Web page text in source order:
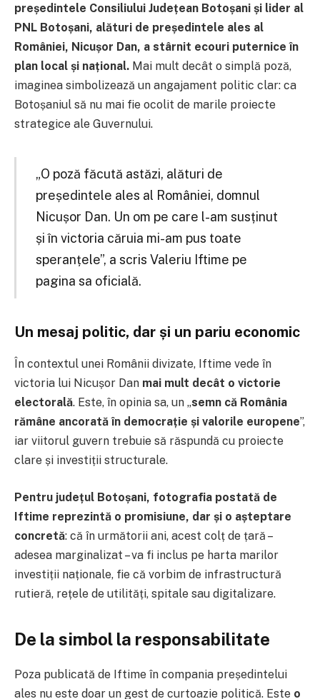
președintele Consiliului Județean Botoșani și lider al
PNL Botoșani, alături de președintele ales al
României, Nicușor Dan, a stârnit ecouri puternice în
plan local și național. Mai mult decât o simplă poză,
imaginea simbolizează un angajament politic clar: ca
Botoșaniul să nu mai fie ocolit de marile proiecte
strategice ale Guvernului.
„O poză făcută astăzi, alături de
președintele ales al României, domnul
Nicușor Dan. Un om pe care l-am susținut
și în victoria căruia mi-am pus toate
speranțele”, a scris Valeriu Iftime pe
pagina sa oficială.
Un mesaj politic, dar și un pariu economic
În contextul unei Românii divizate, Iftime vede în
victoria lui Nicușor Dan mai mult decât o victorie
electorală. Este, în opinia sa, un „semn că România
rămâne ancorată în democrație și valorile europene”,
iar viitorul guvern trebuie să răspundă cu proiecte
clare și investiții structurale.
Pentru județul Botoșani, fotografia postată de
Iftime reprezintă o promisiune, dar și o așteptare
concretă: că în următorii ani, acest colț de țară –
adesea marginalizat – va fi inclus pe harta marilor
investiții naționale, fie că vorbim de infrastructură
rutieră, rețele de utilități, spitale sau digitalizare.
De la simbol la responsabilitate
Poza publicată de Iftime în compania președintelui
ales nu este doar un gest de curtoazie politică. Este o